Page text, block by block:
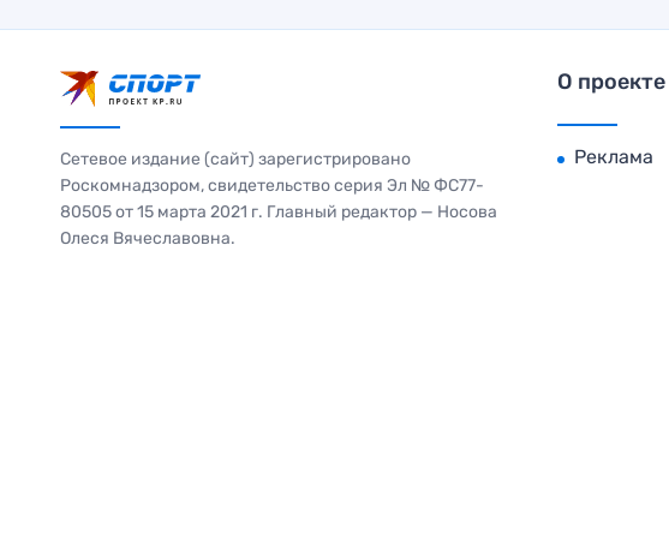
Сетевое издание (сайт) зарегистрировано
Роскомнадзором, свидетельство серия Эл № ФС77-
80505 от 15 марта 2021 г. Главный редактор — Носова
Олеся Вячеславовна.
О проекте
Реклама